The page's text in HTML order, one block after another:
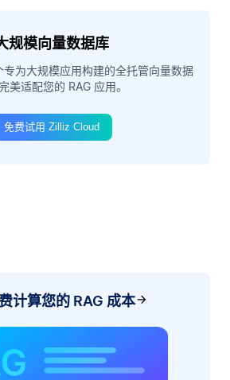
规模向量数据库
为大规模应用构建的全托管向量数据
美适配您的 RAG 应用。
免费试用 Zilliz Cloud
计算您的 RAG 成本